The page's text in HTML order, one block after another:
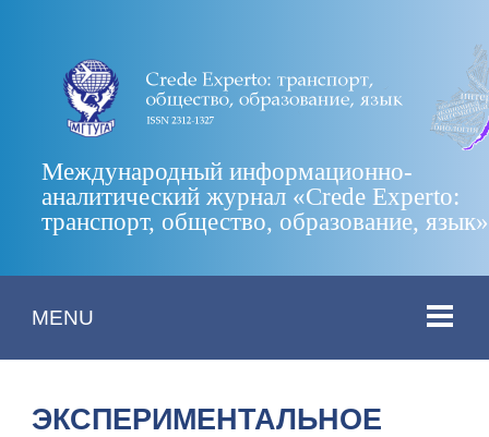
Международный информационно-
аналитический журнал «Crede Experto:
транспорт, общество, образование, язык»
MENU
ЭКСПЕРИМЕНТАЛЬНОЕ